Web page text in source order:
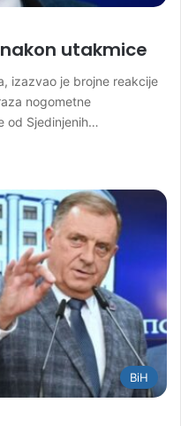
utakmice
izazvao je brojne reakcije
nogometne
od Sjedinjenih…
BiH